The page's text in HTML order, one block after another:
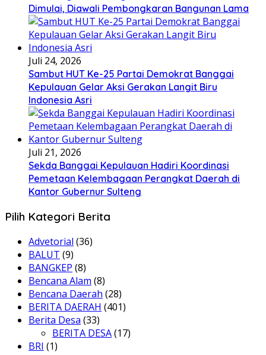
Dimulai, Diawali Pembongkaran Bangunan Lama
Juli 24, 2026
Sambut HUT Ke-25 Partai Demokrat Banggai
Kepulauan Gelar Aksi Gerakan Langit Biru
Indonesia Asri
Juli 21, 2026
Sekda Banggai Kepulauan Hadiri Koordinasi
Pemetaan Kelembagaan Perangkat Daerah di
Kantor Gubernur Sulteng
Pilih Kategori Berita
Advetorial (36)
BALUT (9)
BANGKEP (8)
Bencana Alam (8)
Bencana Daerah (28)
BERITA DAERAH (401)
Berita Desa (33)
BERITA DESA(17)
BRI (1)